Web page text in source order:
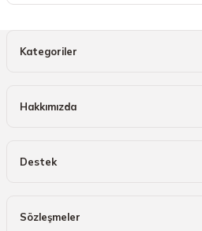
Kategoriler
Hakkımızda
Destek
Sözleşmeler